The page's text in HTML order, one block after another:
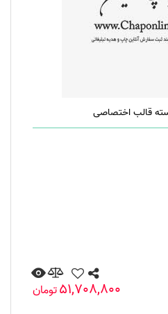
قالب اختصاصی
51,708,800تومان